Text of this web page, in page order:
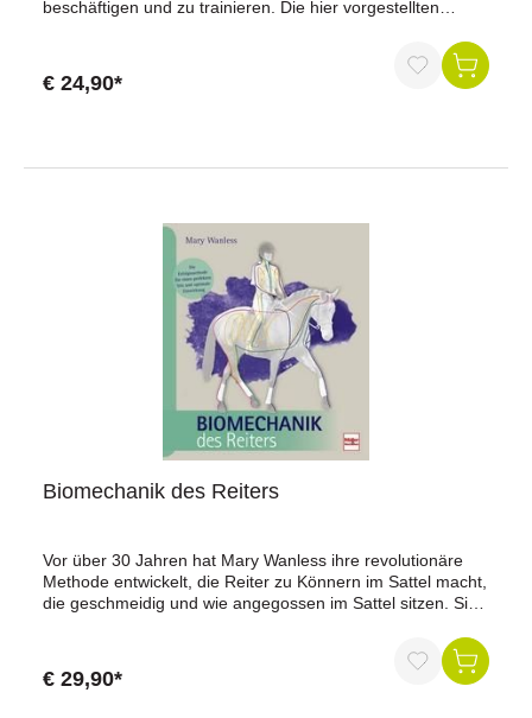
beschäftigen und zu trainieren. Die hier vorgestellten
Gymnastizierungstraining. Und außerdem großartig
geeignet für die geistige Auslastung des Pferdes. In gut
Hannawacker hat einige ihrer Pferde erfolgreich bis zur
internationalen Turnierreife in verschiedenen Western-
Disziplinen ausgebildet, ist inzwischen aber vielseitig
abseits der Turnierszene unterwegs. Artgerechte Haltung,
eine gute Beziehung zum Pferd und viel Abwechslung sind
wichtige Botschaften der erfahrenen Reiterin und
Ausbilderin. Ihr Wissen gibt sie mit großer Freude in
Seminaren und Lehrgängen weiter. Sie lebt mit ihrer
Punktebande im Berchtesgadener Land in
Oberbayern.Seiten: 176Monika Hannawacker
€ 24,90*
Biomechanik des Reiters
Vor über 30 Jahren hat Mary Wanless ihre revolutionäre
Methode entwickelt, die Reiter zu Könnern im Sattel macht,
die geschmeidig und wie angegossen im Sattel sitzen. Sie
Psychologie, Autogenem Training, Neuro-Linguistischem
Programmieren, Alexander- und Feldenkrais-Technik
angereichert. In diesem Buch beschäftigt sie sich
€ 29,90*